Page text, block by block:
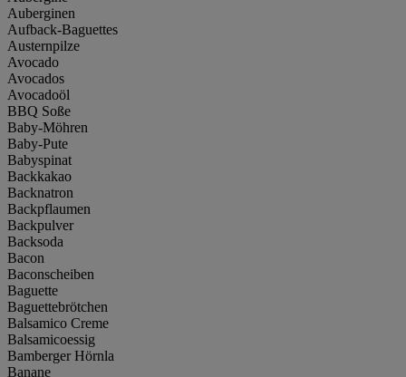
Auberginen
Aufback-Baguettes
Austernpilze
Avocado
Avocados
Avocadoöl
BBQ Soße
Baby-Möhren
Baby-Pute
Babyspinat
Backkakao
Backnatron
Backpflaumen
Backpulver
Backsoda
Bacon
Baconscheiben
Baguette
Baguettebrötchen
Balsamico Creme
Balsamicoessig
Bamberger Hörnla
Banane